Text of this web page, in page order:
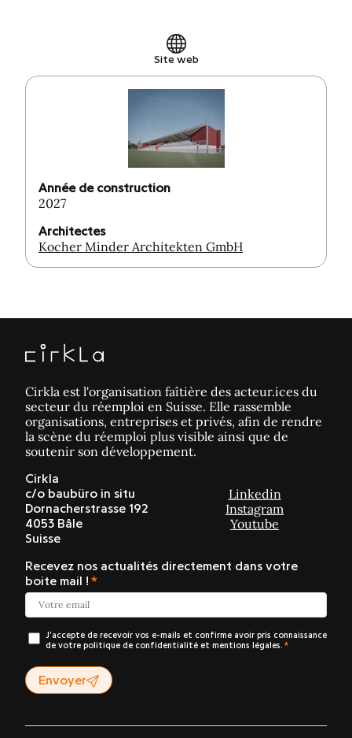
Site web
Année de construction
2027
Architectes
Kocher Minder Architekten GmbH
Cirkla est l'organisation faîtière des acteur.ices du
secteur du réemploi en Suisse. Elle rassemble
organisations, entreprises et privés, afin de rendre
la scène du réemploi plus visible ainsi que de
soutenir son développement.
Cirkla
c/o baubüro in situ
Dornacherstrasse 192
4053 Bâle
Suisse
Linkedin
Instagram
Youtube
Recevez nos actualités directement dans votre
boite mail !
J’accepte de recevoir vos e-mails et confirme avoir pris connaissance
de votre politique de confidentialité et mentions légales.
Envoyer